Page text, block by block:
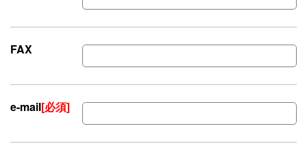
FAX
e-mail[必須]